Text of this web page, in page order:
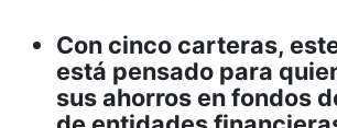
Con cinco carteras,
está pensado para
sus ahorros en fondos